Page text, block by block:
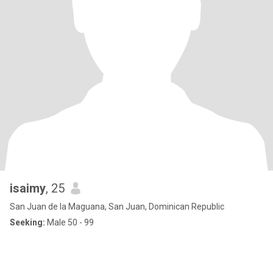
isaimy, 25
San Juan de la Maguana, San Juan, Dominican Republic
Seeking: Male 50 - 99